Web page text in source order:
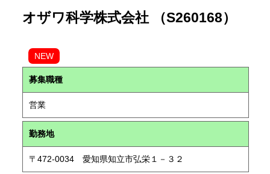
オザワ科学株式会社 （S260168）
NEW
募集職種
営業
勤務地
〒472-0034 愛知県知立市弘栄１－３２